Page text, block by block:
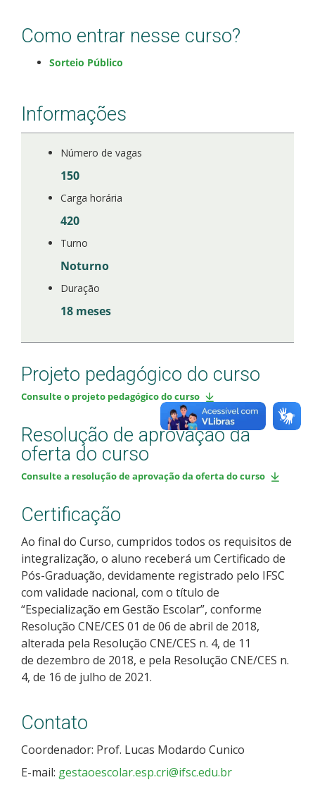
Inscrições e acompanhamento
Estatísticas dos Processos Seletivos
Cadastro de interesse
Como entrar nesse curso?
Sorteio Público
Informações
Número de vagas
150
Carga horária
420
Turno
Noturno
Duração
18 meses
Projeto pedagógico do curso
Consulte o projeto pedagógico do curso
Resolução de aprovação da
oferta do curso
Consulte a resolução de aprovação da oferta do curso
Certificação
Ao final do Curso, cumpridos todos os requisitos de
integralização, o aluno receberá um Certificado de
Pós-Graduação, devidamente registrado pelo IFSC
com validade nacional, com o título de
“Especialização em Gestão Escolar”, conforme
Resolução CNE/CES 01 de 06 de abril de 2018,
alterada pela Resolução CNE/CES n. 4, de 11
de dezembro de 2018, e pela Resolução CNE/CES n.
4, de 16 de julho de 2021.
Contato
Coordenador: Prof. Lucas Modardo Cunico
E-mail: gestaoescolar.esp.cri@ifsc.edu.br